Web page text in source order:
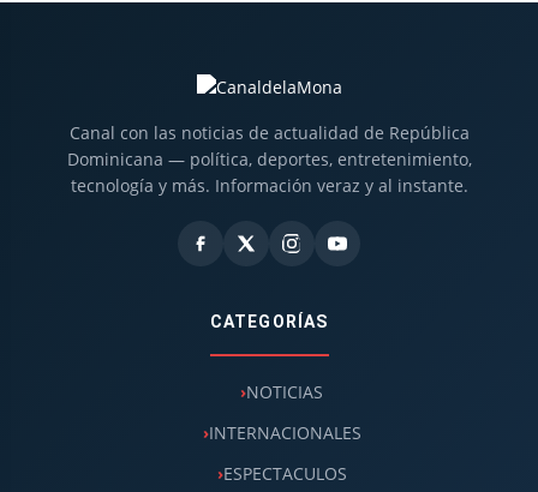
Canal con las noticias de actualidad de República
Dominicana — política, deportes, entretenimiento,
tecnología y más. Información veraz y al instante.
CATEGORÍAS
NOTICIAS
INTERNACIONALES
ESPECTACULOS